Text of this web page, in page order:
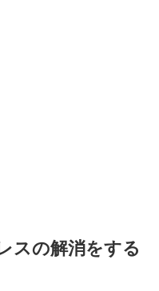
スの解消をする